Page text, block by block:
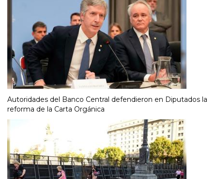
Autoridades del Banco Central defendieron en Diputados la
reforma de la Carta Orgánica